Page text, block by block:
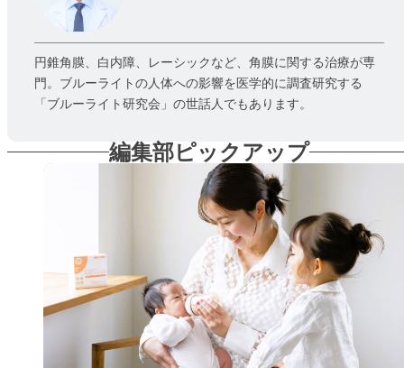
円錐角膜、白内障、レーシックなど、角膜に関する治療が専
門。ブルーライトの人体への影響を医学的に調査研究する
「ブルーライト研究会」の世話人でもあります。
編集部ピックアップ